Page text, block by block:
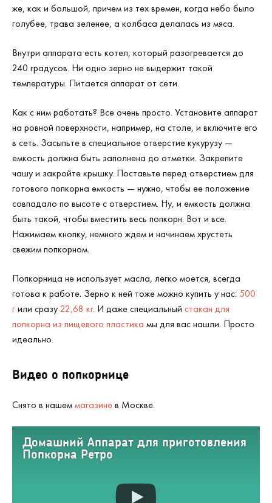
же, как и большой, причем из тех времен, когда небо было
голубее, трава зеленее, а колбаса делалась из мяса.
Внутри аппарата есть котел, который разогревается до
240 градусов. Ни одно зерно не выдержит такой
температуры. Питается аппарат от сети.
Как с ним работать? Все очень просто. Установите аппарат
на ровной поверхности, например, на столе, и включите его
в сеть. Засыпьте в специальное отверстие кукурузу —
емкость должна быть заполнена до отметки. Закрепите
чашу и закройте крышку. Поставьте перед отверстием для
готового попкорна емкость — нужно, чтобы ее положение
совпадало по высоте с отверстием. Ну, и емкость должна
быть такой, чтобы вместить весь попкорн. Вот и все.
Нажимаем кнопку, немного ждем и начинаем хрустеть
свежим попкорном.
Попкорница не использует масла, легко моется, всегда
готова к работе. Зерно к ней тоже можно купить у нас: 500
гили сразу22,68 кг. И даже специальный стакан для
попкорна из пищевого пластика мы для вас нашли. Просто
идеально.
Видео о попкорнице
Снято в нашеммагазинев Москве.
Домашний Аппарат для приготовления
Попкорна Ретро